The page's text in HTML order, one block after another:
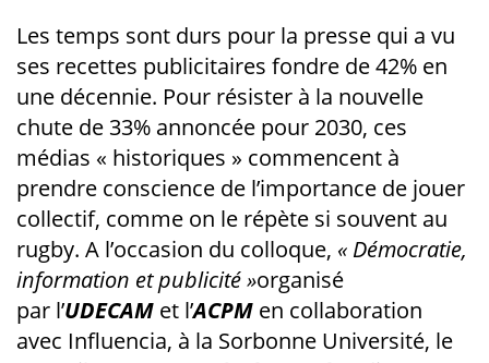
Les temps sont durs pour la presse qui a vu
ses recettes publicitaires fondre de 42% en
une décennie. Pour résister à la nouvelle
chute de 33% annoncée pour 2030, ces
médias « historiques » commencent à
prendre conscience de l’importance de jouer
collectif, comme on le répète si souvent au
rugby. A l’occasion du colloque, « Démocratie,
information et publicité »organisé
par l’UDECAM et l’ACPM en collaboration
avec Influencia, à la Sorbonne Université, le